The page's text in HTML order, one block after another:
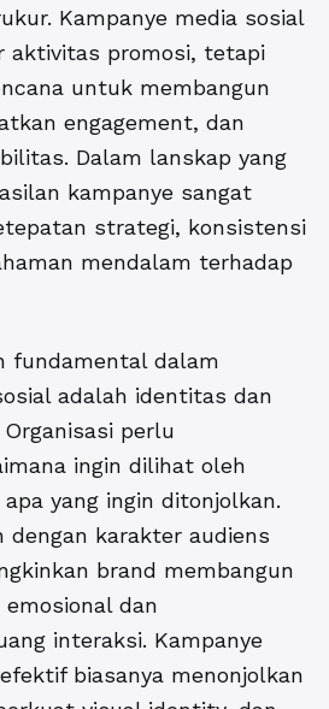
Kampanye media sosial
aktivitas promosi, tetapi
untuk membangun
engagement, dan
Dalam lanskap yang
kampanye sangat
strategi, konsistensi
mendalam terhadap
fundamental dalam
adalah identitas dan
perlu
ingin dilihat oleh
yang ingin ditonjolkan.
dengan karakter audiens
brand membangun
dan
interaksi. Kampanye
biasanya menonjolkan